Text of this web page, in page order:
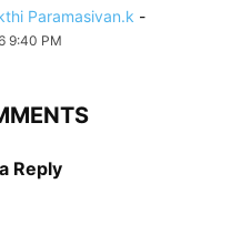
Paramasivan.k -
9:40 PM
Reply